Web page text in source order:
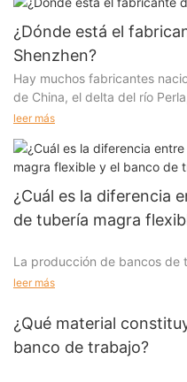
¿Dónde está el
Shenzhen?
Hay muchos fabricantes
de China, el delta del río
entonces, ¿dónde están los
principalmente reunidas en
relativamente mayor y el
leer más
¿Cuál es la diferencia
de tubería magra
La producción de bancos de
en la vida diaria, hay varios
tubo ean
banco de trabajo" ¿Cuál es el
flexibilidad? ¡El siguiente
leer más
¿Qué material
banco de trabajo?